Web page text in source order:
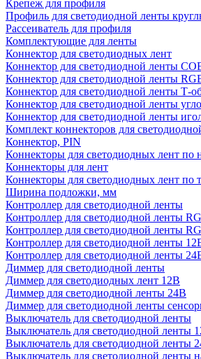
Крепеж для профиля
Профиль для светодиодной ленты
Рассеиватель для профиля
Комплектующие для ленты
Коннектор для светодиодных лент
Коннектор для светодиодной ленты
Коннектор для светодиодной ленты
Коннектор для светодиодной ленты Т-
Коннектор для светодиодной ленты
Коннектор для светодиодной ленты
Комплект коннекторов для
Коннектор, PIN
Коннекторы для светодиодных лент по
Коннекторы для лент
Коннекторы для светодиодных лент по
Ширина подложки, мм
Контроллер для светодиодной ленты
Контроллер для светодиодной ленты
Контроллер для светодиодной ленты
Контроллер для светодиодной ленты
Контроллер для светодиодной ленты
Диммер для светодиодной ленты
Диммер для светодиодных лент 12В
Диммер для светодиодной ленты 24В
Диммер для светодиодной ленты
Выключатель для светодиодной ленты
Выключатель для светодиодной ленты
Выключатель для светодиодной ленты
Выключатель для светодиодной ленты